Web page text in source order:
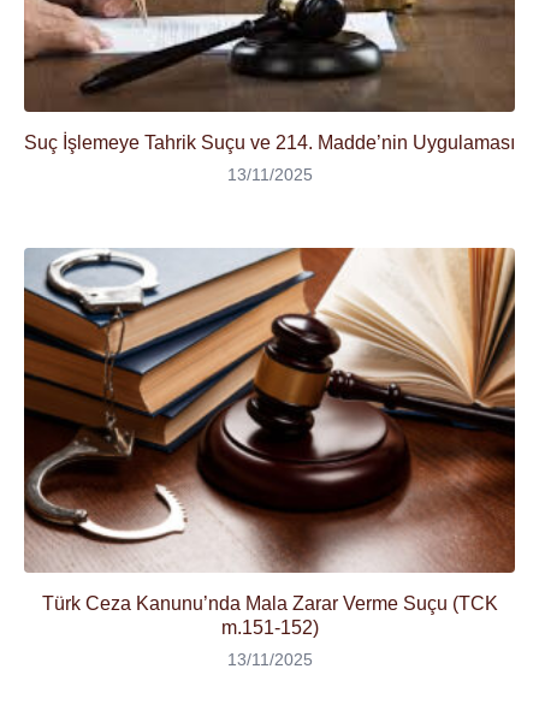
Suç İşlemeye Tahrik Suçu ve 214. Madde’nin Uygulaması
13/11/2025
Türk Ceza Kanunu’nda Mala Zarar Verme Suçu (TCK
m.151-152)
13/11/2025